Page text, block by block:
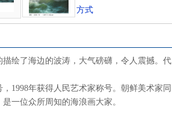
方式
绘了海边的波涛，大气磅礴，令人震撼。代
1998年获得人民艺术家称号。朝鲜美术家同
一位众所周知的海浪画大家。